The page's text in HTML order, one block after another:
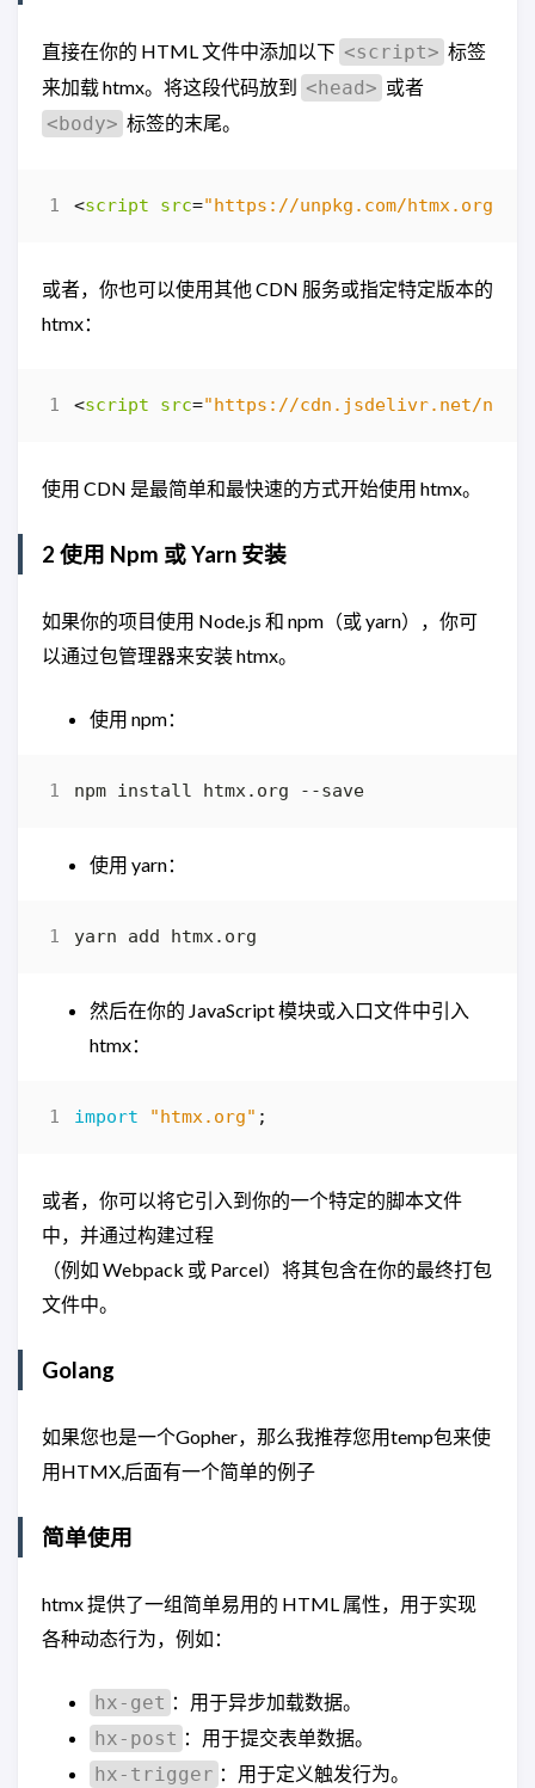
直接在你的 HTML 文件中添加以下 <script> 标签
来加载 htmx。将这段代码放到 <head> 或者
<body> 标签的末尾。
<script src="https://unpkg.com/htmx.org"
或者，你也可以使用其他 CDN 服务或指定特定版本的
htmx：
<script src="https://cdn.jsdelivr.net/npm/
使用 CDN 是最简单和最快速的方式开始使用 htmx。
2 使用 Npm 或 Yarn 安装
如果你的项目使用 Node.js 和 npm（或 yarn），你可
以通过包管理器来安装 htmx。
使用 npm：
使用 yarn：
然后在你的 JavaScript 模块或入口文件中引入
htmx：
import "htmx.org" ;
或者，你可以将它引入到你的一个特定的脚本文件
中，并通过构建过程
（例如 Webpack 或 Parcel）将其包含在你的最终打包
文件中。
Golang
如果您也是一个Gopher，那么我推荐您用temp包来使
用HTMX,后面有一个简单的例子
简单使用
htmx 提供了一组简单易用的 HTML 属性，用于实现
各种动态行为，例如：
hx-get ：用于异步加载数据。
hx-post ：用于提交表单数据。
hx-trigger ：用于定义触发行为。